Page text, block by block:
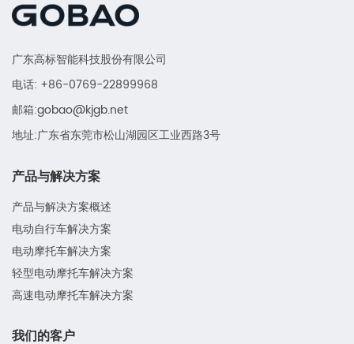
广东高标智能科技股份有限公司
电话: +86-0769-22899968
邮箱:gobao@kjgb.net
地址:广东省东莞市松山湖园区工业西路3号
产品与解决方案
产品与解决方案概述
电动自行车解决方案
电动摩托车解决方案
轻型电动摩托车解决方案
高速电动摩托车解决方案
我们的客户